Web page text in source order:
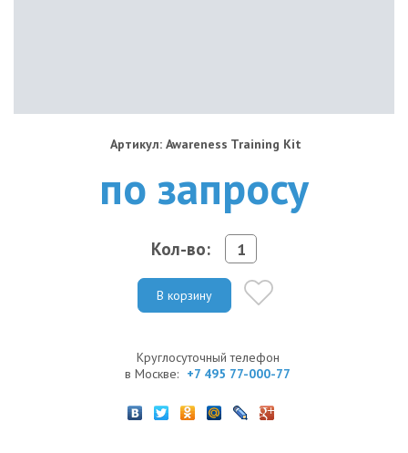
Артикул: Awareness Training Kit
по запросу
Кол-во:
В корзину
Круглосуточный телефон
в Москве: +7 495 77-000-77